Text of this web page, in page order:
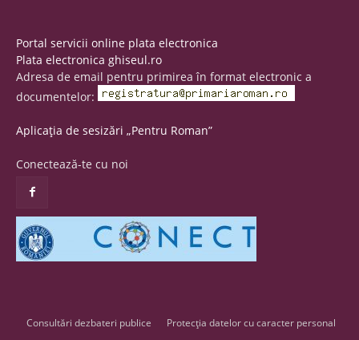
Portal servicii online plata electronica
Plata electronica ghiseul.ro
Adresa de email pentru primirea în format electronic a
documentelor:
Aplicația de sesizări „Pentru Roman”
Conectează-te cu noi
Consultări dezbateri publice Protecția datelor cu caracter personal